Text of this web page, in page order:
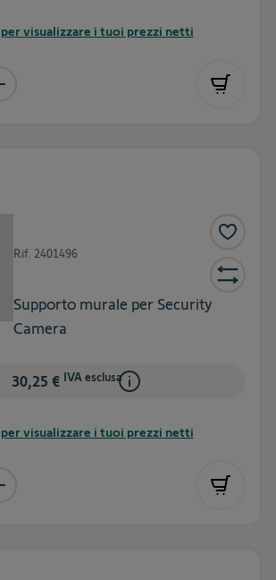
visualizzare i tuoi prezzi netti
Rif. 2401496
Supporto murale per Security
Camera
30,25 € IVA esclusa
visualizzare i tuoi prezzi netti